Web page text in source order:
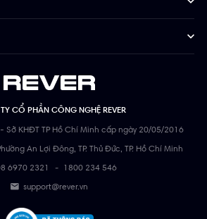
CỔ PHẦN CÔNG NGHỆ REVER
Sở KHĐT TP Hồ Chí Minh cấp ngày 20/05/2016
An Lợi Đông, TP. Thủ Đức, TP. Hồ Chí Minh
6970 2321 - 1800 234 546
support@rever.vn